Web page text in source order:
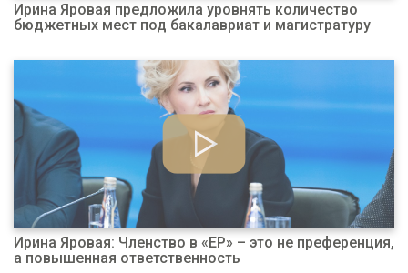
Ирина Яровая предложила уровнять количество
бюджетных мест под бакалавриат и магистратуру
Ирина Яровая: Членство в «ЕР» – это не преференция,
а повышенная ответственность